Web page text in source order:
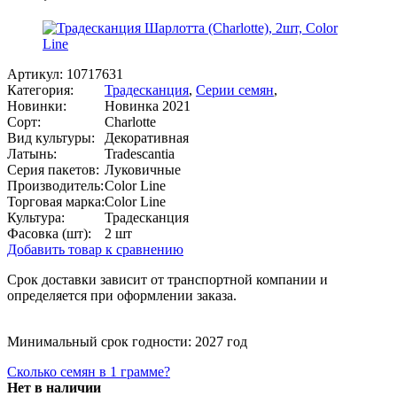
Артикул: 10717631
Категория:
Традесканция, Серии семян,
Новинки:
Новинка 2021
Сорт:
Charlotte
Вид культуры:
Декоративная
Латынь:
Tradescantia
Серия пакетов: Луковичные
Производитель:Color Line
Торговая марка:Color Line
Культура:
Традесканция
Фасовка (шт):
2 шт
Добавить товар к сравнению
Срок доставки зависит от транспортной компании и
определяется при оформлении заказа.
Минимальный срок годности: 2027 год
Сколько семян в 1 грамме?
Нет в наличии